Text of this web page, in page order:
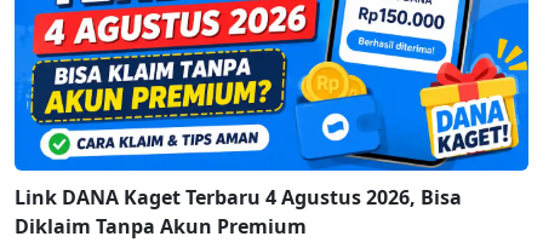
Link DANA Kaget Terbaru 4 Agustus 2026, Bisa
Diklaim Tanpa Akun Premium